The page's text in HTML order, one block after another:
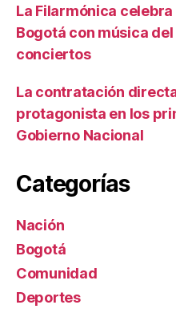
La Filarmónica celebra
Bogotá con música
conciertos
La contratación
protagonista en los
Gobierno Nacional
Categorías
Nación
Bogotá
Comunidad
Deportes